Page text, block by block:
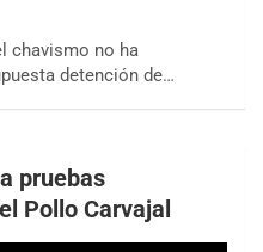
chavismo no ha
detención de…
pruebas
Pollo Carvajal